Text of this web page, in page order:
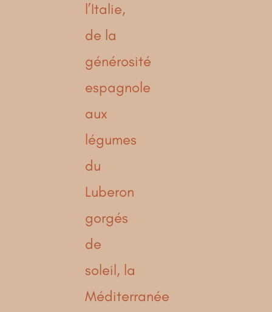
l’Italie,
de la
générosité
espagnole
aux
légumes
du
Luberon
gorgés
de
soleil, la
Méditerranée